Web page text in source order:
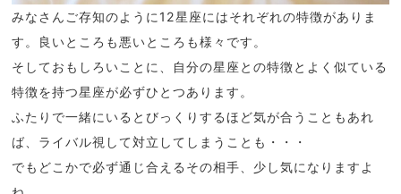
みなさんご存知のように12星座にはそれぞれの特徴がありま
す。良いところも悪いところも様々です。
そしておもしろいことに、自分の星座との特徴とよく似ている
特徴を持つ星座が必ずひとつあります。
ふたりで一緒にいるとびっくりするほど気が合うこともあれ
ば、ライバル視して対立してしまうことも・・・
でもどこかで必ず通じ合えるその相手、少し気になりますよ